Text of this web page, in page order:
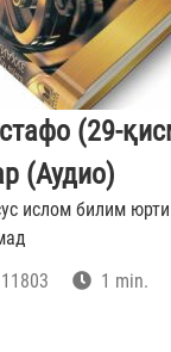
(29-
(Аудио)
ислом билим
11803 1 min.